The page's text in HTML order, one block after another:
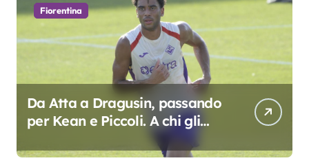
Fiorentina
Da Atta a Dragusin, passando
per Kean e Piccoli. A chi gli
oscar del precampionato?